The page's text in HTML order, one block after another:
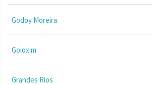
Godoy Moreira
Goioxim
Grandes Rios